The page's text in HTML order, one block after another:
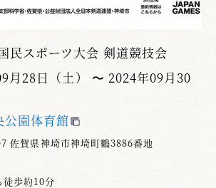
民スポーツ大会 剣道競技会
月28日（土） 〜 2024年09月30
公園体育館
佐賀県神埼市神埼町鶴3886番地
徒歩約10分